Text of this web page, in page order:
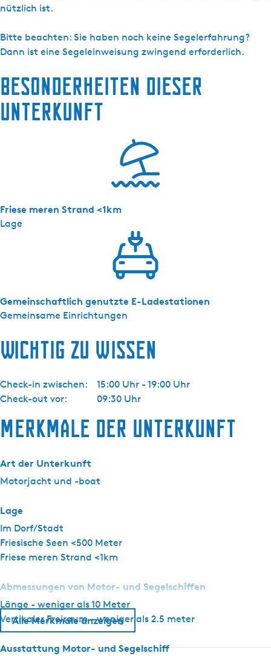
nützlich ist.
Bitte beachten: Sie haben noch keine Segelerfahrung?
Dann ist eine Segeleinweisung zwingend erforderlich.
Besonderheiten dieser
Unterkunft
Lage
Friese meren Strand <1km
Gemeinsame Einrichtungen
Gemeinschaftlich genutzte E-Ladestationen
Wichtig zu wissen
Check-in zwischen:
15:00 Uhr - 19:00 Uhr
Check-out vor:
09:30 Uhr
t
r
w
l
l
e
-
k
u
a
e
Merkmale der Unterkunft
Art der Unterkunft
Motorjacht und -boat
Lage
Im Dorf/Stadt
Friesische Seen <500 Meter
Friese meren Strand <1km
Abmessungen von Motor- und Segelschiffen
Länge - weniger als 10 Meter
Vertikaler Freiraum - weniger als 2.5 meter
Ausstattung Motor- und Segelschiff
Alle Merkmale anzeigen